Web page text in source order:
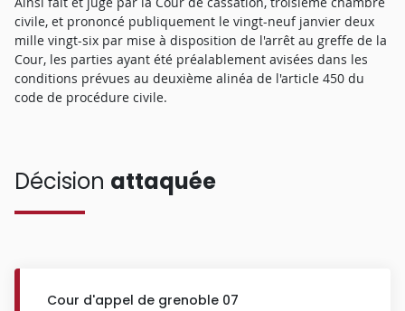
civile, et prononcé publiquement le vingt-neuf janvier deux
mille vingt-six par mise à disposition de l'arrêt au greffe de la
Cour, les parties ayant été préalablement avisées dans les
conditions prévues au deuxième alinéa de l'article 450 du
code de procédure civile.
Décision attaquée
Cour d'appel de grenoble 07